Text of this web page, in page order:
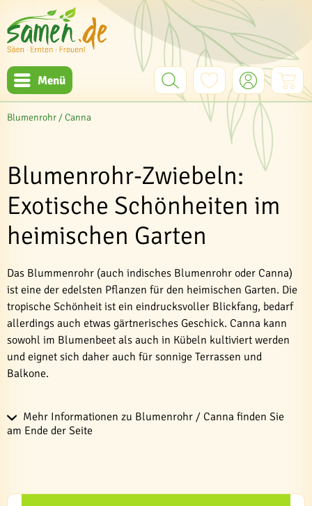
Menü
Blumenrohr / Canna
Blumenrohr-Zwiebeln:
Exotische Schönheiten im
heimischen Garten
Das Blummenrohr (auch indisches Blumenrohr oder Canna)
ist eine der edelsten Pflanzen für den heimischen Garten. Die
tropische Schönheit ist ein eindrucksvoller Blickfang, bedarf
allerdings auch etwas gärtnerisches Geschick. Canna kann
sowohl im Blumenbeet als auch in Kübeln kultiviert werden
und eignet sich daher auch für sonnige Terrassen und
Balkone.
Mehr Informationen zu Blumenrohr / Canna finden Sie
am Ende der Seite